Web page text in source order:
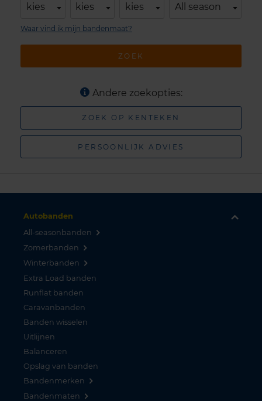
kies kies kies All season
ZOEK
Waar vind ik mijn bandenmaat?
Andere zoekopties:
ZOEK OP KENTEKEN
PERSOONLIJK ADVIES
Autobanden
All-seasonbanden
Zomerbanden
Winterbanden
Extra Load banden
Runflat banden
Caravanbanden
Banden wisselen
Uitlijnen
Balanceren
Opslag van banden
Bandenmerken
Bandenmaten